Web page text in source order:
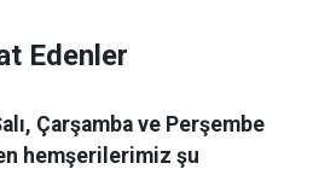
Edenler
Çarşamba ve Perşembe
hemşerilerimiz şu